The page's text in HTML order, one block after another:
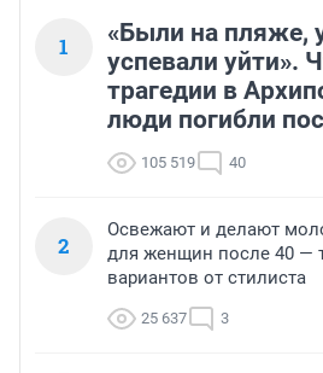
1
«Были на пляже,
успевали уйти».
трагедии в
люди погибли
105 519 40
2
Освежают и делают
для женщин после 40 —
вариантов от стилиста
25 637 3